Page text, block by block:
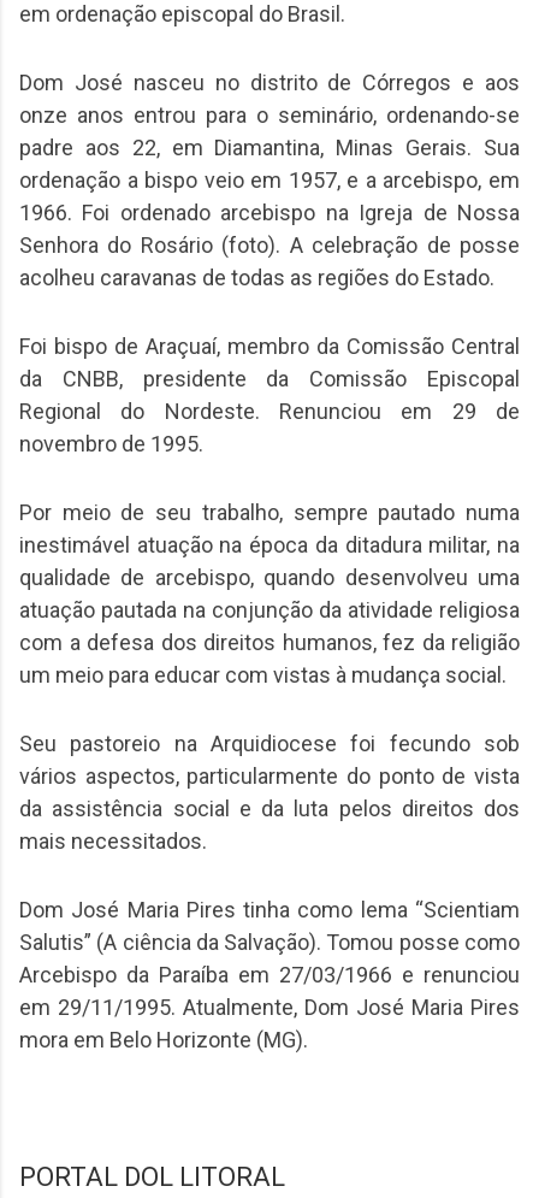
em ordenação episcopal do Brasil.
Dom José nasceu no distrito de Córregos e aos
onze anos entrou para o seminário, ordenando-se
padre aos 22, em Diamantina, Minas Gerais. Sua
ordenação a bispo veio em 1957, e a arcebispo, em
1966. Foi ordenado arcebispo na Igreja de Nossa
Senhora do Rosário (foto). A celebração de posse
acolheu caravanas de todas as regiões do Estado.
Foi bispo de Araçuaí, membro da Comissão Central
da CNBB, presidente da Comissão Episcopal
Regional do Nordeste. Renunciou em 29 de
novembro de 1995.
Por meio de seu trabalho, sempre pautado numa
inestimável atuação na época da ditadura militar, na
qualidade de arcebispo, quando desenvolveu uma
atuação pautada na conjunção da atividade religiosa
com a defesa dos direitos humanos, fez da religião
um meio para educar com vistas à mudança social.
Seu pastoreio na Arquidiocese foi fecundo sob
vários aspectos, particularmente do ponto de vista
da assistência social e da luta pelos direitos dos
mais necessitados.
Dom José Maria Pires tinha como lema “Scientiam
Salutis” (A ciência da Salvação). Tomou posse como
Arcebispo da Paraíba em 27/03/1966 e renunciou
em 29/11/1995. Atualmente, Dom José Maria Pires
mora em Belo Horizonte (MG).
PORTAL DOL LITORAL